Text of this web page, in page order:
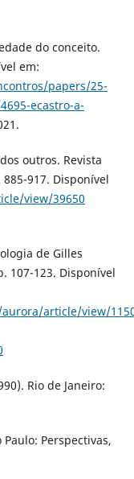
do conceito.
em:
papers/25-
ecastro-a-
outros. Revista
917. Disponível
view/39650
de Gilles
107-123. Disponível
article/view/
Rio de Janeiro:
Paulo: Perspectivas,